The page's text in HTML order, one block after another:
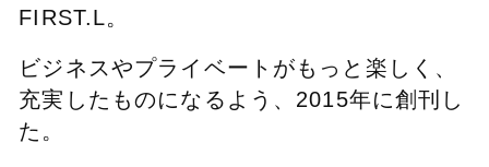
FIRST.L。
ビジネスやプライベートがもっと楽しく、
充実したものになるよう、2015年に創刊し
た。